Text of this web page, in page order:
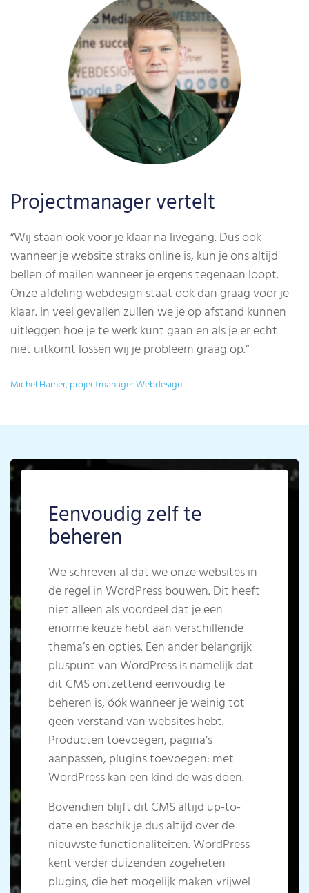
Projectmanager vertelt
“Wij staan ook voor je klaar na livegang. Dus ook
wanneer je website straks online is, kun je ons altijd
bellen of mailen wanneer je ergens tegenaan loopt.
Onze afdeling webdesign staat ook dan graag voor je
klaar. In veel gevallen zullen we je op afstand kunnen
uitleggen hoe je te werk kunt gaan en als je er echt
niet uitkomt lossen wij je probleem graag op.“
Michel Hamer, projectmanager Webdesign
Eenvoudig zelf te
beheren
We schreven al dat we onze websites in
de regel in WordPress bouwen. Dit heeft
niet alleen als voordeel dat je een
enorme keuze hebt aan verschillende
thema’s en opties. Een ander belangrijk
pluspunt van WordPress is namelijk dat
dit CMS ontzettend eenvoudig te
beheren is, óók wanneer je weinig tot
geen verstand van websites hebt.
Producten toevoegen, pagina’s
aanpassen, plugins toevoegen: met
WordPress kan een kind de was doen.
Bovendien blijft dit CMS altijd up-to-
date en beschik je dus altijd over de
nieuwste functionaliteiten. WordPress
kent verder duizenden zogeheten
plugins, die het mogelijk maken vrijwel